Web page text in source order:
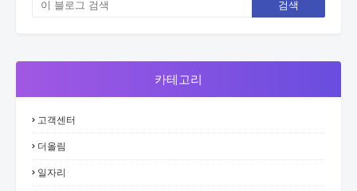
카테고리
고객센터
더올림
일자리